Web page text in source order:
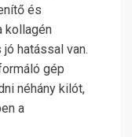
és
kollagén
hatással van.
gép
néhány kilót,
a